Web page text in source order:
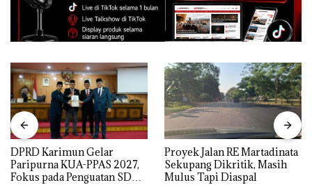
DPRD Karimun Gelar
Paripurna KUA-PPAS 2027,
Fokus pada Penguatan SDM,
Proyek Jalan RE Martadinata
Sekupang Dikritik, Masih
Mulus Tapi Diaspal